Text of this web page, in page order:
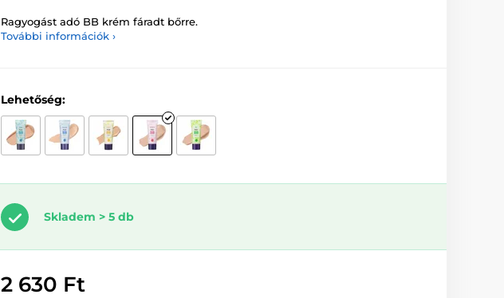
Ragyogást adó BB krém fáradt bőrre.
További információk ›
Lehetőség:
Skladem > 5 db
2 630 Ft